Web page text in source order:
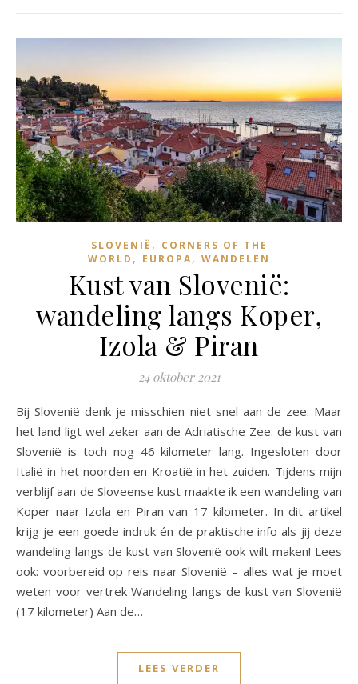
SLOVENIË , CORNERS OF THE
WORLD , EUROPA, WANDELEN
Kust van Slovenië:
wandeling langs Koper,
Izola & Piran
24 oktober 2021
Bij Slovenië denk je misschien niet snel aan de zee. Maar
het land ligt wel zeker aan de Adriatische Zee: de kust van
Slovenië is toch nog 46 kilometer lang. Ingesloten door
Italië in het noorden en Kroatië in het zuiden. Tijdens mijn
verblijf aan de Sloveense kust maakte ik een wandeling van
Koper naar Izola en Piran van 17 kilometer. In dit artikel
krijg je een goede indruk én de praktische info als jij deze
wandeling langs de kust van Slovenië ook wilt maken! Lees
ook: voorbereid op reis naar Slovenië – alles wat je moet
weten voor vertrek Wandeling langs de kust van Slovenië
(17 kilometer) Aan de…
LEES VERDER